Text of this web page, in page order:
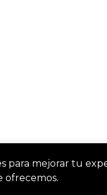
para mejorar tu
ofrecemos.